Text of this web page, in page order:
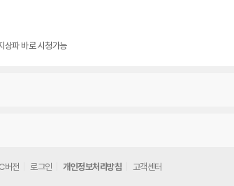
상파 바로 시청가능
버전 로그인 개인정보처리방침 고객센터